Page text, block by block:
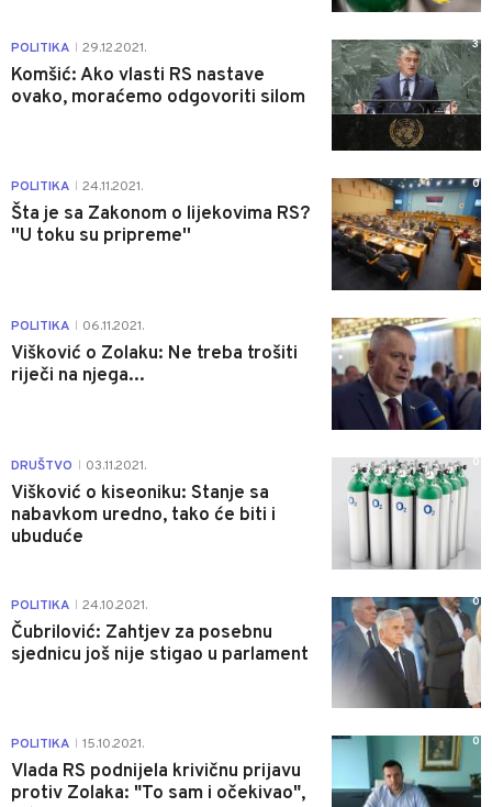
POLITIKA 29.12.2021.
Komšić: Ako vlasti RS nastave
ovako, moraćemo odgovoriti silom
3
POLITIKA 24.11.2021.
Šta je sa Zakonom o lijekovima RS?
''U toku su pripreme''
0
POLITIKA 06.11.2021.
Višković o Zolaku: Ne treba trošiti
riječi na njega...
0
DRUŠTVO 03.11.2021.
Višković o kiseoniku: Stanje sa
nabavkom uredno, tako će biti i
ubuduće
0
POLITIKA 24.10.2021.
Čubrilović: Zahtjev za posebnu
sjednicu još nije stigao u parlament
0
POLITIKA 15.10.2021.
Vlada RS podnijela krivičnu prijavu
protiv Zolaka: "To sam i očekivao",
0